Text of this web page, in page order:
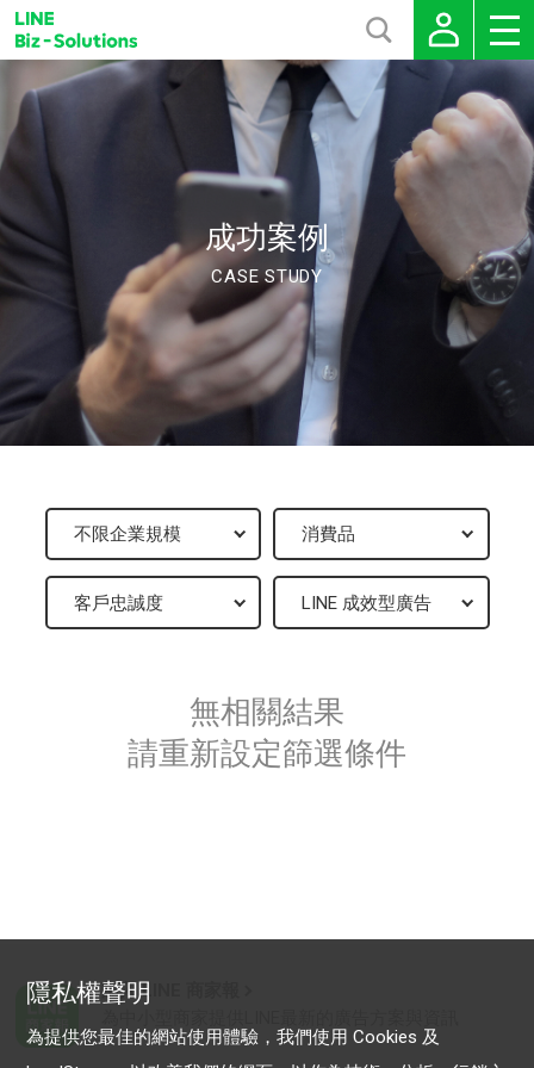
成功案例
CASE STUDY
無相關結果
請重新設定篩選條件
加入 LINE 商家報
隱私權聲明
為提供您最佳的網站使用體驗，我們使用 Cookies 及